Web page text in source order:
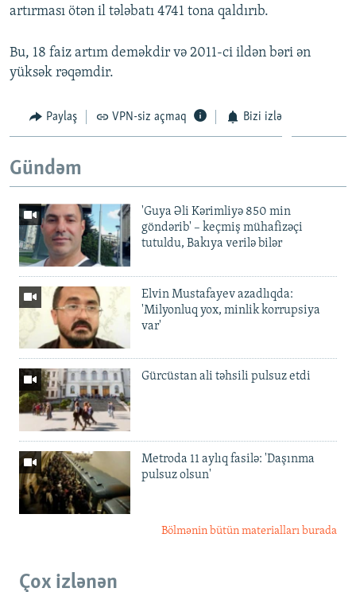
artırması ötən il tələbatı 4741 tona qaldırıb.
Bu, 18 faiz artım deməkdir və 2011-ci ildən bəri ən
yüksək rəqəmdir.
Paylaş VPN-siz açmaq Bizi izlə
Gündəm
'Guya Əli Kərimliyə 850 min
göndərib' – keçmiş mühafizəçi
tutuldu, Bakıya verilə bilər
Elvin Mustafayev azadlıqda:
'Milyonluq yox, minlik korrupsiya
var'
Gürcüstan ali təhsili pulsuz etdi
Metroda 11 aylıq fasilə: 'Daşınma
pulsuz olsun'
Bölmənin bütün materialları burada
Çox izlənən